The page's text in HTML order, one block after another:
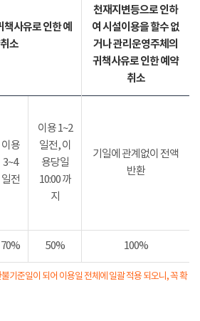
사유로 인한 예
소
천재지변등으로 인하
여 시설이용을 할수 없
거나 관리운영주체의
귀책사유로 인한 예약
취소
이용
3~4
일전
이용 1~2
일전, 이
용당일
10:00 까
지
기일에 관계없이 전액
반환
70% 50% 100%
기준일이 되어 이용일 전체에 일괄 적용 되오니, 꼭 확